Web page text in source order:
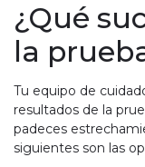
¿Qué
la
Tu equipo de
resultados de la
padeces
siguientes son las